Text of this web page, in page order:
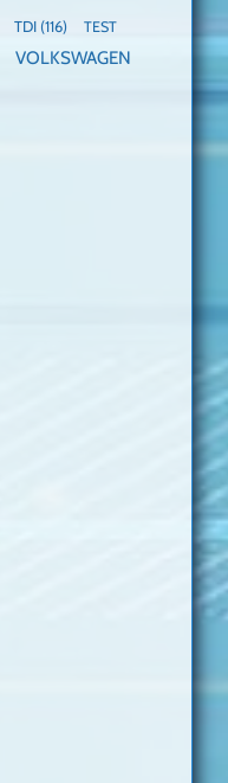
TDI (116)
TEST
VOLKSWAGEN